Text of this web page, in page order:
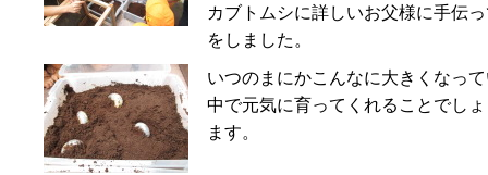
暑くも寒くもなく、園庭で遊ぶに
今日も園庭のあちらこちらで楽し
た。
ゴザを敷いてすっかりくつろぐ姿